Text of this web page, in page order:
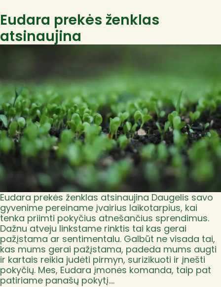
Eudara prekės ženklas
atsinaujina
Eudara prekės ženklas atsinaujina Daugelis savo
gyvenime pereiname įvairius laikotarpius, kai
tenka priimti pokyčius atnešančius sprendimus.
Dažnu atveju linkstame rinktis tai kas gerai
pažįstama ar sentimentalu. Galbūt ne visada tai,
kas mums gerai pažįstama, padeda mums augti
ir kartais reikia judėti pirmyn, surizikuoti ir įnešti
pokyčių. Mes, Eudara įmonės komanda, taip pat
patiriame panašų pokytį.…